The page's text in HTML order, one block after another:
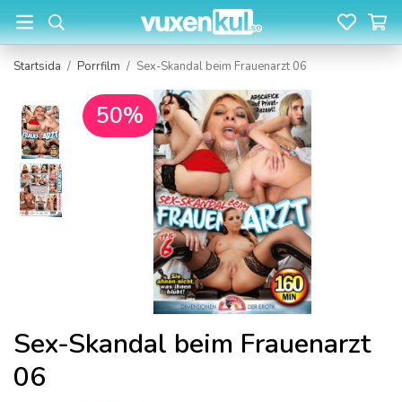
Startsida / Porrfilm / Sex-Skandal beim Frauenarzt 06
50%
Sex-Skandal beim Frauenarzt
06